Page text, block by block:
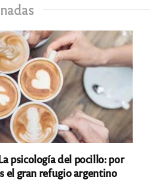
psicología del pocillo: por
el gran refugio argentino